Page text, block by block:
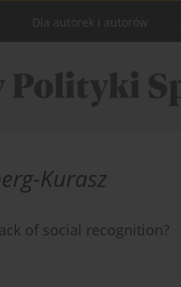
Dla autorek i autorów
Kurasz
of social recognition?